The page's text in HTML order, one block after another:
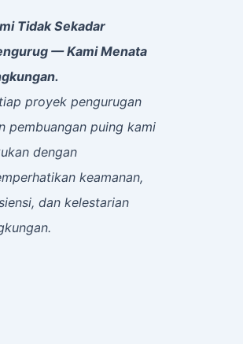
Tidak Sekadar
— Kami Menata
proyek pengurugan
pembuangan puing kami
dengan
keamanan,
dan kelestarian